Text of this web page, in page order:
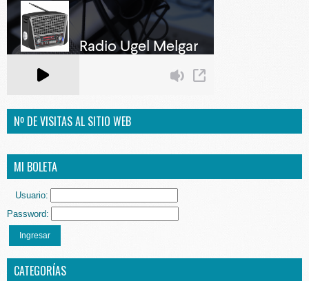
Nº DE VISITAS AL SITIO WEB
MI BOLETA
Usuario:
Password:
Ingresar
CATEGORÍAS